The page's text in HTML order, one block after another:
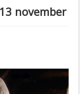
november